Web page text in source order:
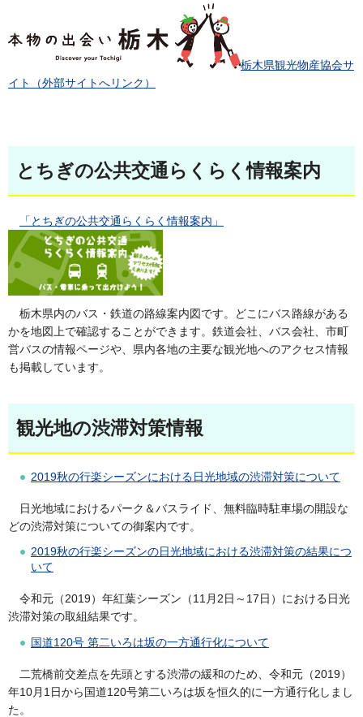
栃木県観光物産協会サ
イト（外部サイトへリンク）
とちぎの公共交通らくらく情報案内
「とちぎの公共交通らくらく情報案内」
栃木県内のバス・鉄道の路線案内図です。どこにバス路線がある
かを地図上で確認することができます。鉄道会社、バス会社、市町
営バスの情報ページや、県内各地の主要な観光地へのアクセス情報
も掲載しています。
観光地の渋滞対策情報
2019秋の行楽シーズンにおける日光地域の渋滞対策について
日光地域におけるパーク＆バスライド、無料臨時駐車場の開設な
どの渋滞対策についての御案内です。
2019秋の行楽シーズンの日光地域における渋滞対策の結果につ
いて
令和元（2019）年紅葉シーズン（11月2日～17日）における日光
渋滞対策の取組結果です。
国道120号 第二いろは坂の一方通行化について
二荒橋前交差点を先頭とする渋滞の緩和のため、令和元（2019）
年10月1日から国道120号第二いろは坂を恒久的に一方通行化しまし
た。